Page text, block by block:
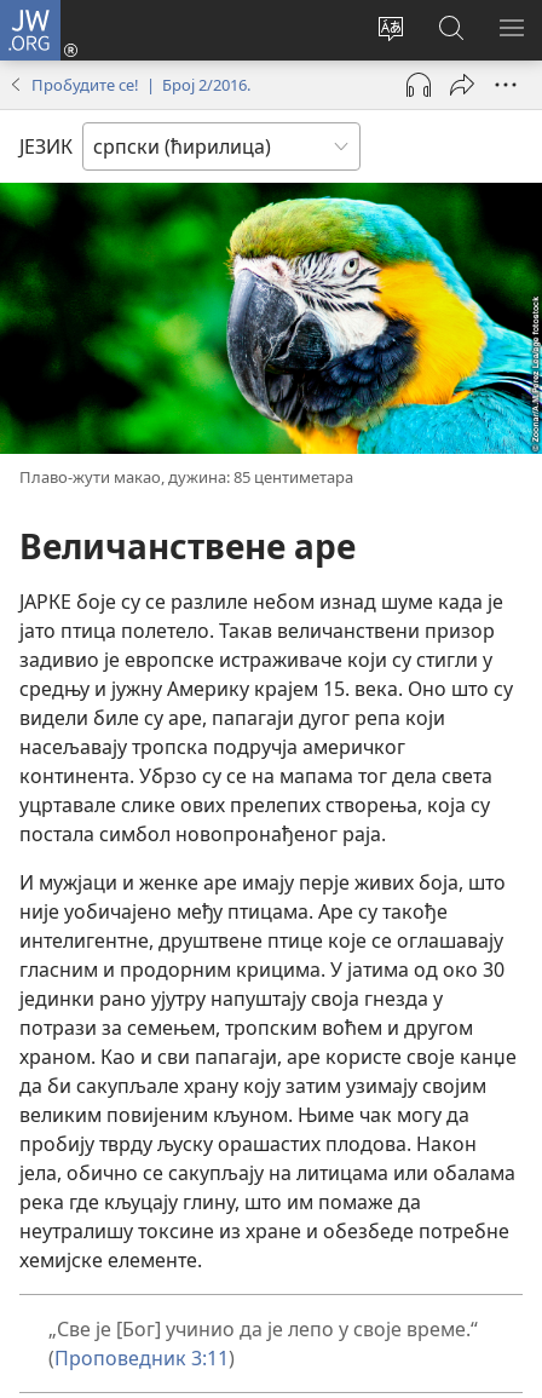
JW.ORG
Промени
језик
сајта
Пријава
(отвара
прозор)
Претрага
сајта
JW.ORG
Пробудите се! | Број 2/2016.
ЈЕЗИК
Плаво-жути макао, дужина: 85 центиметара
Величанствене аре
ЈАРКЕ боје су се разлиле небом изнад шуме када је
јато птица полетело. Такав величанствени призор
задивио је европске истраживаче који су стигли у
средњу и јужну Америку крајем 15. века. Оно што су
видели биле су аре, папагаји дугог репа који
насељавају тропска подручја америчког
континента. Убрзо су се на мапама тог дела света
уцртавале слике ових прелепих створења, која су
постала симбол новопронађеног раја.
И мужјаци и женке аре имају перје живих боја, што
није уобичајено међу птицама. Аре су такође
интелигентне, друштвене птице које се оглашавају
гласним и продорним крицима. У јатима од око 30
јединки рано ујутру напуштају своја гнезда у
потрази за семењем, тропским воћем и другом
храном. Као и сви папагаји, аре користе своје канџе
да би сакупљале храну коју затим узимају својим
великим повијеним кљуном. Њиме чак могу да
пробију тврду љуску орашастих плодова. Након
јела, обично се сакупљају на литицама или обалама
река где кљуцају глину, што им помаже да
неутралишу токсине из хране и обезбеде потребне
хемијске елементе.
„Све је [Бог] учинио да је лепо у своје време.“
(Проповедник 3:11)